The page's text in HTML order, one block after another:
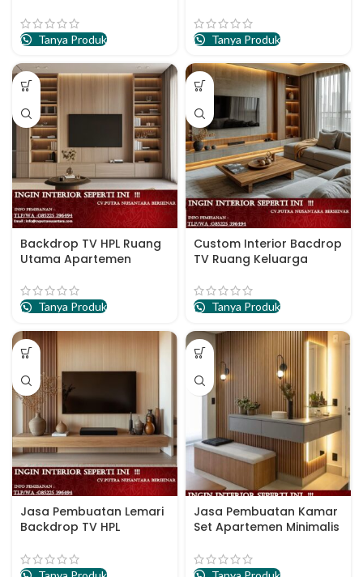
Tanya Produk Tanya Produk
Backdrop TV HPL Ruang
Utama Apartemen
Tanya Produk
Custom Interior Bacdrop
TV Ruang Keluarga
Tanya Produk
Jasa Pembuatan Lemari
Backdrop TV HPL
Jasa Pembuatan Kamar
Set Apartemen Minimalis